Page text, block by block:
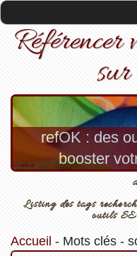
Référencer
refOK : des
booster
Listing des tags
outils
Accueil - Mots clés-